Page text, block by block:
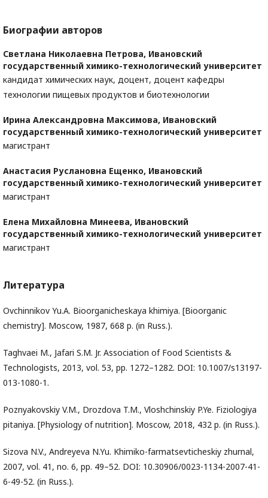
Биографии авторов
Светлана Николаевна Петрова, Ивановский
государственный химико-технологический университет
кандидат химических наук, доцент, доцент кафедры
технологии пищевых продуктов и биотехнологии
Ирина Александровна Максимова, Ивановский
государственный химико-технологический университет
магистрант
Анастасия Руслановна Ещенко, Ивановский
государственный химико-технологический университет
магистрант
Елена Михайловна Минеева, Ивановский
государственный химико-технологический университет
магистрант
Литература
Ovchinnikov Yu.A. Bioorganicheskaya khimiya. [Bioorganic
chemistry]. Moscow, 1987, 668 p. (in Russ.).
Taghvaei M., Jafari S.M. Jr. Association of Food Scientists &
Technologists, 2013, vol. 53, pp. 1272–1282. DOI: 10.1007/s13197-
013-1080-1.
Poznyakovskiy V.M., Drozdova T.M., Vloshchinskiy P.Ye. Fiziologiya
pitaniya. [Physiology of nutrition]. Moscow, 2018, 432 p. (in Russ.).
Sizova N.V., Andreyeva N.Yu. Khimiko-farmatsevticheskiy zhurnal,
2007, vol. 41, no. 6, pp. 49–52. DOI: 10.30906/0023-1134-2007-41-
6-49-52. (in Russ.).